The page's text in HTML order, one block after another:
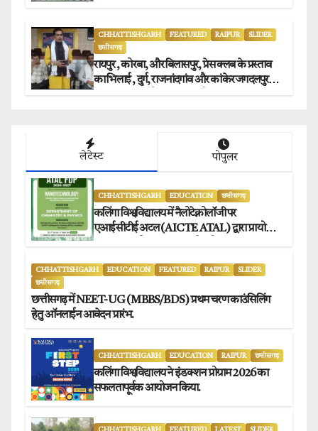
CHHATTISHGARH FEATURED RAIPUR
SLIDER
छत्तीसगढ़
रायपुर , कोरबा, और बिलासपुर, प्रेस क्लब के प्रस्ताव
का भिलाई , दुर्ग, राजनांदगांव और कांकेर जगदलपुर
लेटेस्ट पोपुलर
CHHATTISHGARH EDUCATION छत्तीसगढ़
कलिंगा विश्वविद्यालय में नैलोटेक्नोलॉजी पर
एआईसीटीई अटल (AICTE ATAL) द्वारा प्रायोजित
CHHATTISHGARH EDUCATION FEATURED RAIPUR
SLIDER
छत्तीसगढ़
छत्तीसगढ़ में NEET-UG (MBBS/BDS) प्रथम चरण काउंसिलिंग
हेतु ऑनलाईन आवेदन प्रारंभ.
CHHATTISHGARH EDUCATION RAIPUR छत्तीसगढ़
कलिंगा विश्वविद्यालय ने इंडक्शन प्रोग्राम 2026 का
सफलतापूर्वक आयोजन किया.
CHHATTISHGARH FEATURED LATEST
SLIDER